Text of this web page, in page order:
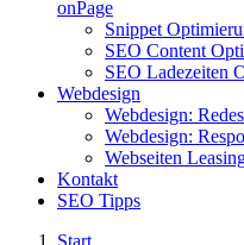
onPage
Snippet
SEO Content
SEO Ladezeiten
Webdesign
Webdesign:
Webdesign:
Webseiten
Kontakt
SEO Tipps
Start